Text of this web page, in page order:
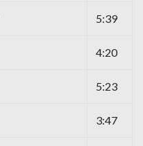
5:39
4:20
5:23
3:47